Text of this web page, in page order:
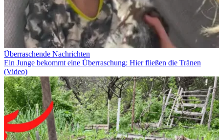
Überraschende Nachrichten
Ein Junge bekommt eine Überraschung: Hier fließen die Tränen
(Video)